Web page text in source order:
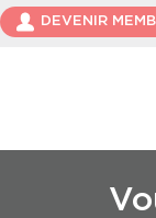
DEVENIR